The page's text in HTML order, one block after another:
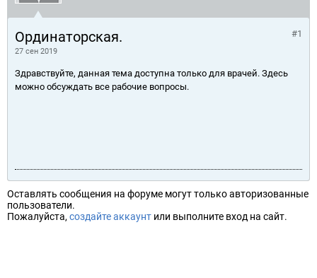
Ординаторская.
27 сен 2019
#1
Здравствуйте, данная тема доступна только для врачей. Здесь
можно обсуждать все рабочие вопросы.
Оставлять сообщения на форуме могут только авторизованные
пользователи.
Пожалуйста, создайте аккаунт или выполните вход на сайт.